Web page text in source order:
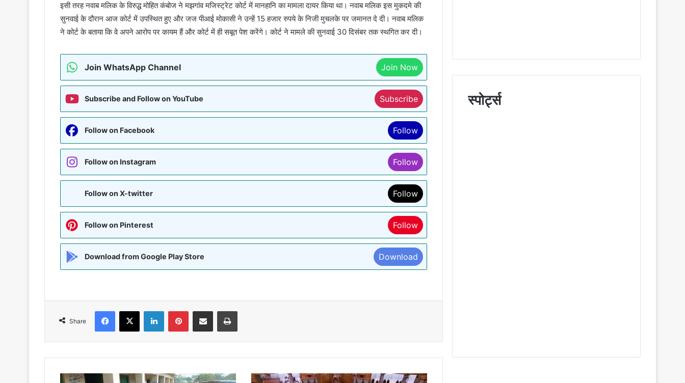
इसी तरह नवाब मलिक के विरुद्ध मोहित कंबोज ने मझगांव मजिस्ट्रेट कोर्ट में मानहानि का मामला दायर किया था। नवाब मलिक इस मुकदमे की
सुनवाई के दौरान आज कोर्ट में उपस्थित हुए और जज पीआई मोकासी ने उन्हें 15 हजार रुपये के निजी मुचलके पर जमानत दे दी। नवाब मलिक
ने कोर्ट के बताया कि वे अपने आरोप पर कायम हैं और कोर्ट में ही सबूत पेश करेंगे। कोर्ट ने मामले की सुनवाई 30 दिसंबर तक स्थगित कर दी।
Join WhatsApp Channel Join Now
Subscribe and Follow on YouTube Subscribe
Follow on Facebook Follow
Follow on Instagram Follow
Follow on X-twitter Follow
Follow on Pinterest Follow
Download from Google Play Store Download
Share
Facebook
X LinkedInPinterestShare via Email Print
MADHUBANI:
राज्यसभा
स्पोर्ट्स